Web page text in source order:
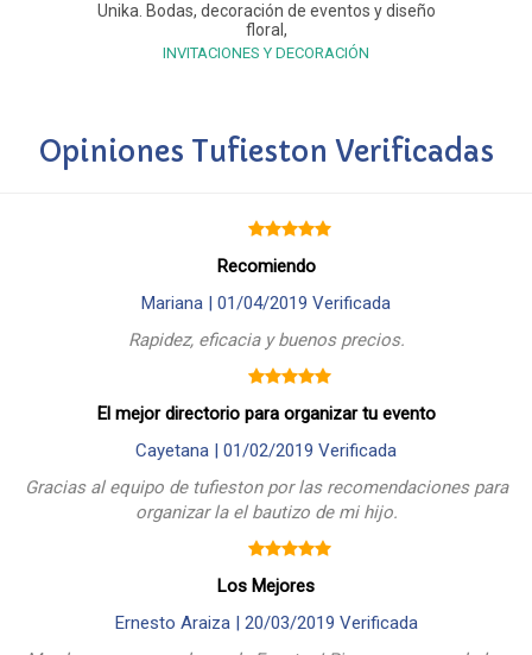
Unika. Bodas, decoración de eventos y diseño
floral,
INVITACIONES Y DECORACIÓN
Opiniones Tufieston Verificadas
Recomiendo
Mariana | 01/04/2019 Verificada
Rapidez, eficacia y buenos precios.
El mejor directorio para organizar tu evento
Cayetana | 01/02/2019 Verificada
Gracias al equipo de tufieston por las recomendaciones para
organizar la el bautizo de mi hijo.
Los Mejores
Ernesto Araiza | 20/03/2019 Verificada